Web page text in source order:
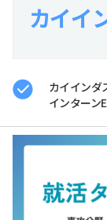
カイイ
カイインダ
インターン